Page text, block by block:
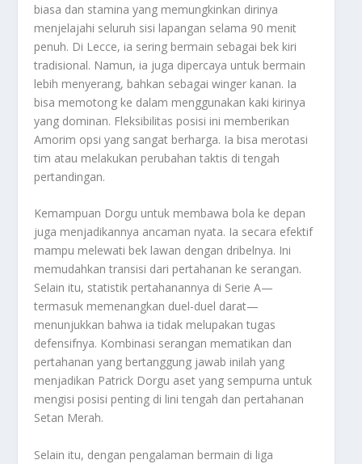
biasa dan stamina yang memungkinkan dirinya
menjelajahi seluruh sisi lapangan selama 90 menit
penuh. Di Lecce, ia sering bermain sebagai bek kiri
tradisional. Namun, ia juga dipercaya untuk bermain
lebih menyerang, bahkan sebagaiwinger kanan. Ia
bisa memotong ke dalam menggunakan kaki kirinya
yang dominan. Fleksibilitas posisi ini memberikan
Amorim opsi yang sangat berharga. Ia bisa merotasi
tim atau melakukan perubahan taktis di tengah
pertandingan.
Kemampuan Dorgu untuk membawa bola ke depan
juga menjadikannya ancaman nyata. Ia secara efektif
mampu melewati bek lawan dengan dribelnya. Ini
memudahkan transisi dari pertahanan ke serangan.
Selain itu, statistik pertahanannya di Serie A—
termasuk memenangkan duel-duel darat—
menunjukkan bahwa ia tidak melupakan tugas
defensifnya. Kombinasi serangan mematikan dan
pertahanan yang bertanggung jawab inilah yang
menjadikan Patrick Dorgu aset yang sempurna untuk
mengisi posisi penting di lini tengah dan pertahanan
Setan Merah.
Selain itu, dengan pengalaman bermain di liga